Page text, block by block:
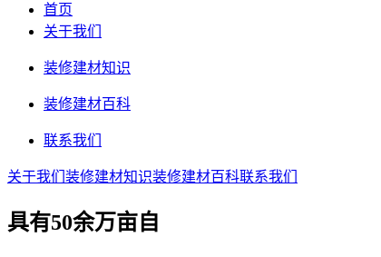
首页
关于我们
装修建材知识
装修建材百科
联系我们
关于我们 装修建材知识装修建材百科联系我们
具有50余万亩自